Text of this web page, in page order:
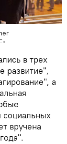
в трех
развитие",
а
социальных
вручена